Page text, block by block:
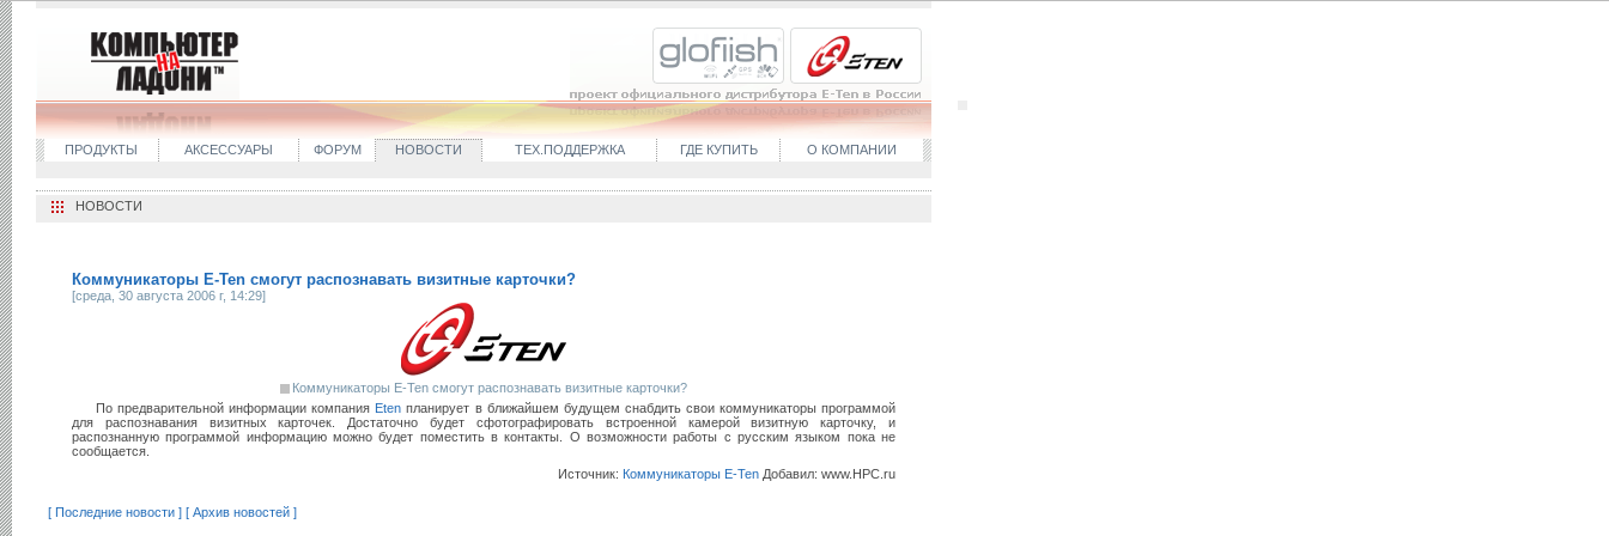
ПРОДУКТЫ АКСЕССУАРЫ ФОРУМ НОВОСТИ ТЕХ.ПОДДЕРЖКА ГДЕ КУПИТЬ О КОМПАНИИ
НОВОСТИ
Коммуникаторы E-Ten смогут распознавать визитные карточки?
[среда, 30 августа 2006 г, 14:29]
Коммуникаторы E-Ten смогут распознавать визитные карточки?
По предварительной информации компания Eten планирует в ближайшем будущем снабдить свои коммуникаторы программой
для распознавания визитных карточек. Достаточно будет сфотографировать встроенной камерой визитную карточку, и
распознанную программой информацию можно будет поместить в контакты. О возможности работы с русским языком пока не
сообщается.
Источник: Коммуникаторы E-Ten Добавил: www.HPC.ru
[ Последние новости ] [ Архив новостей ]